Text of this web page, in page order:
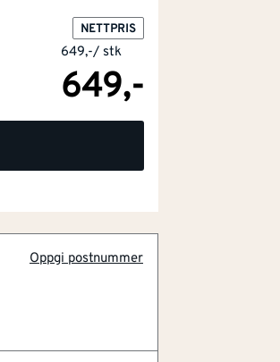
NETTPRIS
649,-/ stk
649,-
Oppgi postnummer